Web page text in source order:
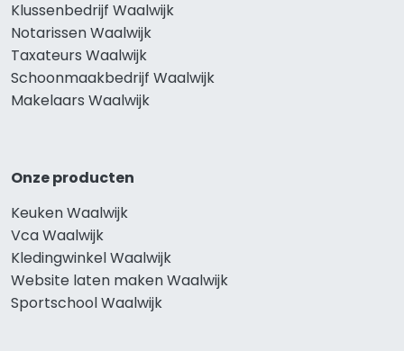
Klussenbedrijf Waalwijk
Notarissen Waalwijk
Taxateurs Waalwijk
Schoonmaakbedrijf Waalwijk
Makelaars Waalwijk
Onze producten
Keuken Waalwijk
Vca Waalwijk
Kledingwinkel Waalwijk
Website laten maken Waalwijk
Sportschool Waalwijk